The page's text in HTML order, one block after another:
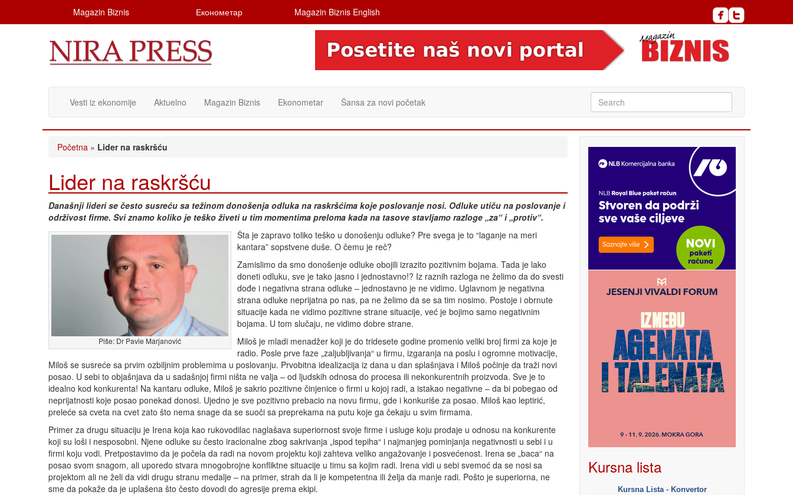
Magazin Biznis Економетар Magazin Biznis English
Vesti iz ekonomije Aktuelno Magazin Biznis Ekonometar Šansa za novi početak
Početna » Lider na raskršću
Lider na raskršću
Današnji lideri se često susreću sa težinom donošenja odluka na raskršćima koje poslovanje nosi. Odluke utiču na poslovanje i
održivost firme. Svi znamo koliko je teško živeti u tim momentima preloma kada na tasove stavljamo razloge „za“ i „protiv“.
Piše: Dr Pavle Marjanović
Šta je zapravo toliko teško u donošenju odluke? Pre svega je to “laganje na meri
kantara” sopstvene duše. O čemu je reč?
Zamislimo da smo donošenje odluke obojili izrazito pozitivnim bojama. Tada je lako
doneti odluku, sve je tako jasno i jednostavno!? Iz raznih razloga ne želimo da do svesti
dođe i negativna strana odluke – jednostavno je ne vidimo. Uglavnom je negativna
strana odluke neprijatna po nas, pa ne želimo da se sa tim nosimo. Postoje i obrnute
situacije kada ne vidimo pozitivne strane situacije, već je bojimo samo negativnim
bojama. U tom slučaju, ne vidimo dobre strane.
Miloš je mladi menadžer koji je do tridesete godine promenio veliki broj firmi za koje je
radio. Posle prve faze „zaljubljivanja“ u firmu, izgaranja na poslu i ogromne motivacije,
Miloš se susreće sa prvim ozbiljnim problemima u poslovanju. Prvobitna idealizacija iz dana u dan splašnjava i Miloš počinje da traži novi
posao. U sebi to objašnjava da u sadašnjoj firmi ništa ne valja – od ljudskih odnosa do procesa ili nekonkurentnih proizvoda. Sve je to
idealno kod konkurenta! Na kantaru odluke, Miloš je sakrio pozitivne činjenice o firmi u kojoj radi, a istakao negativne – da bi pobegao od
neprijatnosti koje posao ponekad donosi. Ujedno je sve pozitivno prebacio na novu firmu, gde i konkuriše za posao. Miloš kao leptirić,
preleće sa cveta na cvet zato što nema snage da se suoči sa preprekama na putu koje ga čekaju u svim firmama.
Primer za drugu situaciju je Irena koja kao rukovodilac naglašava superiornost svoje firme i usluge koju prodaje u odnosu na konkurente
koji su loši i nesposobni. Njene odluke su često iracionalne zbog sakrivanja „ispod tepiha“ i najmanjeg pominjanja negativnosti u sebi i u
firmi koju vodi. Pretpostavimo da je počela da radi na novom projektu koji zahteva veliko angažovanje i posvećenost. Irena se „baca“ na
posao svom snagom, ali uporedo stvara mnogobrojne konfliktne situacije u timu sa kojim radi. Irena vidi u sebi svemoć da se nosi sa
projektom ali ne želi da vidi drugu stranu medalje – na primer, strah da li je kompetentna ili želja da manje radi. Pošto je superiorna, ne
sme da pokaže da je uplašena što često dovodi do agresije prema ekipi.
Kursna lista